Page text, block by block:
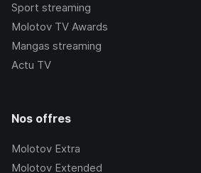
Sport streaming
Molotov TV Awards
Mangas streaming
Actu TV
Nos offres
Molotov Extra
Molotov Extended